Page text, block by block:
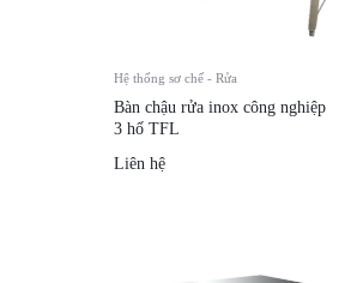
Hệ thống sơ chế - Rửa
Bàn chậu rửa inox công nghiệp
3 hố TFL
Liên hệ